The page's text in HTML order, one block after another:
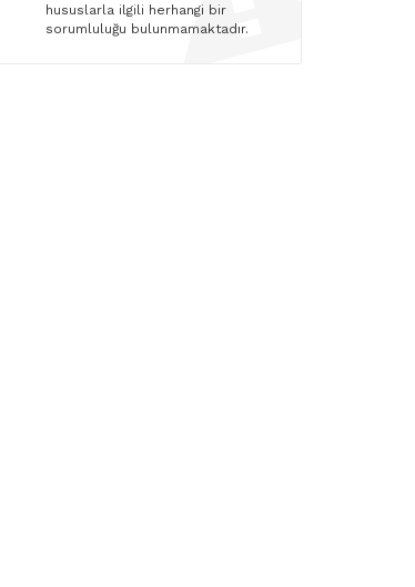
hususlarla ilgili herhangi bir
sorumluluğu bulunmamaktadır.